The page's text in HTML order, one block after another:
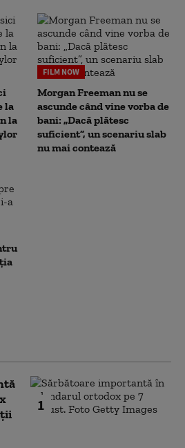
la
la
FILM NOW
Morgan Freeman nu se
ascunde când vine vorba de
bani: „Dacă plătesc
suficient”, un scenariu slab
nu mai contează
1